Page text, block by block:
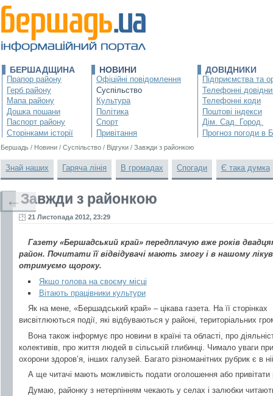
БЕРШАДЩИНА
Прапор району
Герб району
Мапа району
Дошка пошани
Паспорт району
Сторінками історії
НОВИНИ
Офіційні повідомлення
Суспільство
Культура
Політика
Спорт
Привітання
ДОВІДНИКИ
Підприємства та
Телефонні
Телефонні коди
Поштові індекси
Дім. Сад. Город.
Прогноз погоди в
Бершадь / Новини / Суспільство / Відгуки / Завжди з районкою
Знай наших Гаряча лінія В громадах Спогади Є така думка
Завжди з районкою
21 Листопада 2012, 23:29
Газету «Бершадський край» передплачую вже років
район. Почитати її відвідувачі мають змогу і в нашому
отримуємо щороку.
Якщо голова на своєму місці
Вітають працівники культури
Як на мене, «Бершадський край» – цікава газета. На її сторінках
висвітлюються події, які відбуваються у районі, територіальних
Вона також інформує про новини в країні та області, про
колективів, про життя людей в сільській глибинці. Чимало уваги
охорони здоров’я, інших галузей. Багато різноманітних рубрик є в
А ще читачі мають можливість подати оголошення або привітати
Думаю, районку з нетерпінням чекають у селах і залюбки
←